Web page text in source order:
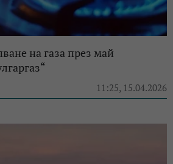
на газа през май
11:25, 15.04.2026